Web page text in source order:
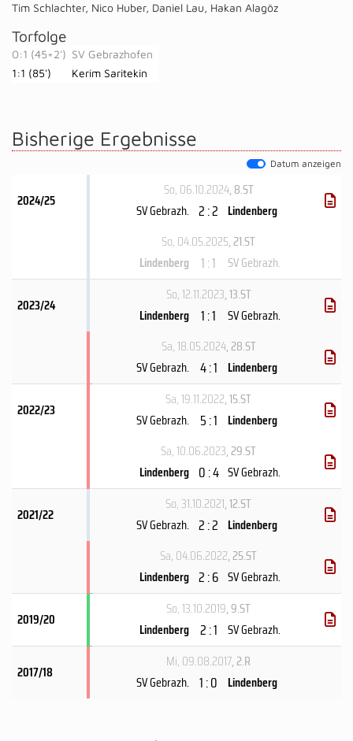
Tim Schlachter, Nico Huber, Daniel Lau, Hakan Alagöz
Torfolge
0:1 (45+2') SV Gebrazhofen
1:1 (85')
Kerim Saritekin
Bisherige Ergebnisse
Datum anzeigen
2024/25
So, 06.10.2024, 8.ST
SV Gebrazh. 2 : 2 Lindenberg
So, 04.05.2025, 21.ST
Lindenberg
1 : 1 SV Gebrazh.
2023/24
So, 12.11.2023, 13.ST
Lindenberg 1 : 1
SV Gebrazh.
Sa, 18.05.2024, 28.ST
SV Gebrazh. 4 : 1 Lindenberg
2022/23
Sa, 19.11.2022, 15.ST
SV Gebrazh. 5 : 1 Lindenberg
Sa, 10.06.2023, 29.ST
Lindenberg 0 : 4 SV Gebrazh.
2021/22
So, 31.10.2021, 12.ST
SV Gebrazh. 2 : 2 Lindenberg
Sa, 04.06.2022, 25.ST
Lindenberg 2 : 6 SV Gebrazh.
2019/20
So, 13.10.2019, 9.ST
Lindenberg 2 : 1 SV Gebrazh.
2017/18
Mi, 09.08.2017, 2.R
SV Gebrazh. 1 : 0 Lindenberg